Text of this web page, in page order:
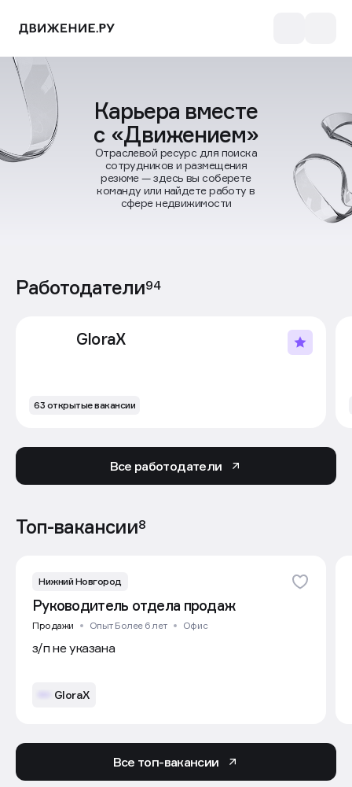
Карьера вместе
с «Движением»
Отраслевой ресурс для поиска
сотрудников и размещения
резюме — здесь вы соберете
команду или найдете работу в
сфере недвижимости
Работодатели94
GloraX
63 открытые вакансии
Все работодатели
Топ-вакансии8
Нижний Новгород
Руководитель отдела продаж
Продажи Опыт Более 6 лет Офис
з/п не указана
GloraX
Все топ-вакансии